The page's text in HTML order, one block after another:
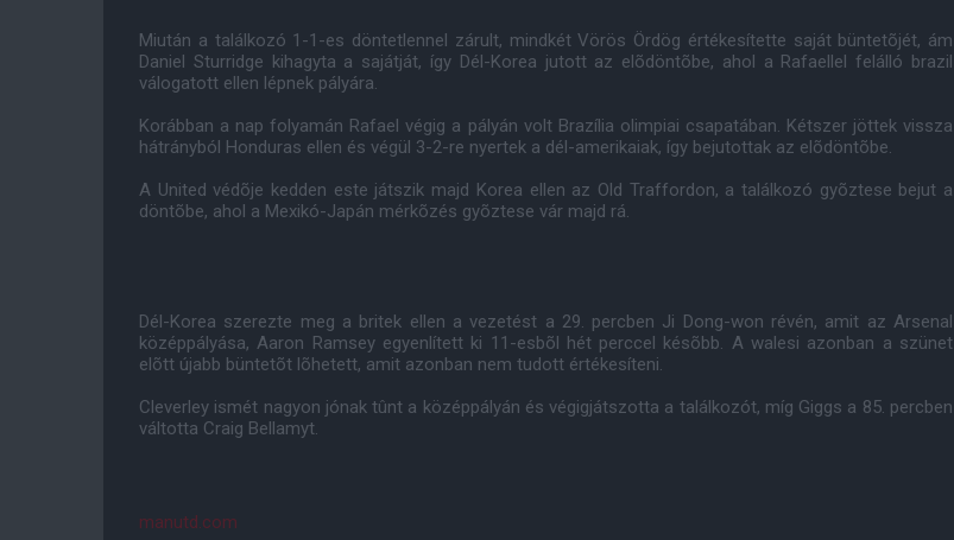
Miután a találkozó 1-1-es döntetlennel zárult, mindkét Vörös Ördög értékesítette saját büntetõjét, ám
Daniel Sturridge kihagyta a sajátját, így Dél-Korea jutott az elõdöntõbe, ahol a Rafaellel felálló brazil
válogatott ellen lépnek pályára.
Korábban a nap folyamán Rafael végig a pályán volt Brazília olimpiai csapatában. Kétszer jöttek vissza
hátrányból Honduras ellen és végül 3-2-re nyertek a dél-amerikaiak, így bejutottak az elõdöntõbe.
A United védõje kedden este játszik majd Korea ellen az Old Traffordon, a találkozó gyõztese bejut a
döntõbe, ahol a Mexikó-Japán mérkõzés gyõztese vár majd rá.
Dél-Korea szerezte meg a britek ellen a vezetést a 29. percben Ji Dong-won révén, amit az Arsenal
középpályása, Aaron Ramsey egyenlített ki 11-esbõl hét perccel késõbb. A walesi azonban a szünet
elõtt újabb büntetõt lõhetett, amit azonban nem tudott értékesíteni.
Cleverley ismét nagyon jónak tûnt a középpályán és végigjátszotta a találkozót, míg Giggs a 85. percben
váltotta Craig Bellamyt.
manutd.com